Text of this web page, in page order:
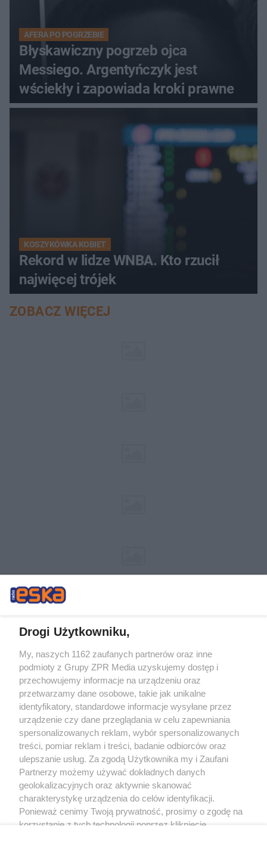
AFERA PO POGRZEBIE
Błyskawiczny pogrzeb ojca
Messiego. Argentyńczyk jest
wściekły i zapowiada kroki prawne
KOSZYKÓWKA KOBIET
Rekord w lidze WNBA. Kto rzucił
najwięcej trójek
ZOBACZ WIĘCEJ
Żaden utwór zamieszczony w serwisie nie może być powielany i
rozpowszechniany lub dalej rozpowszechniany w jakikolwiek sposób (w
tym także elektroniczny lub mechaniczny) na jakimkolwiek polu
eksploatacji w jakiejkolwiek formie, włącznie z umieszczaniem w Internecie
bez pisemnej zgody właściciela praw. Jakiekolwiek użycie lub
wykorzystanie utworów w całości lub w części z naruszeniem prawa, tzn.
bez właściwej zgody, jest zabronione pod groźbą kary i może być ścigane
prawnie.
O nas
Drogi Użytkowniku,
My, naszych 1162 zaufanych partnerów oraz inne
podmioty z Grupy ZPR Media uzyskujemy dostęp i
przechowujemy informacje na urządzeniu oraz
przetwarzamy dane osobowe, takie jak unikalne
identyfikatory, standardowe informacje wysyłane przez
urządzenie czy dane przeglądania w celu zapewniania
spersonalizowanych reklam, wybór spersonalizowanych
treści, pomiar reklam i treści, badanie odbiorców oraz
ulepszanie usług. Za zgodą Użytkownika my i Zaufani
Partnerzy możemy używać dokładnych danych
geolokalizacyjnych oraz aktywnie skanować
charakterystykę urządzenia do celów identyfikacji.
Ponieważ cenimy Twoją prywatność, prosimy o zgodę na
korzystanie z tych technologii poprzez kliknięcie